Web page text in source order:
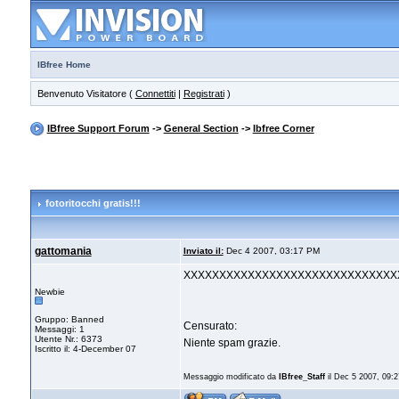
IBfree Home
Benvenuto Visitatore ( Connettiti| Registrati)
IBfree Support Forum-> General Section -> Ibfree Corner
fotoritocchi gratis!!!
gattomania Inviato il:Dec 4 2007, 03:17 PM
Newbie
Gruppo: Banned
Messaggi: 1
Utente Nr.: 6373
Iscritto il: 4-December 07
Censurato:
Niente spam grazie.
Messaggio modificato da IBfree_Staffil Dec 5 2007,